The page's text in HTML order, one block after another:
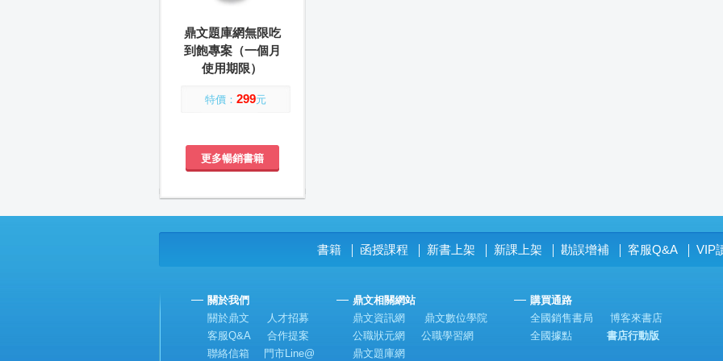
鼎文題庫網無限吃
到飽專案（一個月
使用期限）
特價： 299元
更多暢銷書籍
書籍 函授課程 新書上架 新課上架 勘誤增補 客服Q&A VIP
關於我們
關於鼎文
人才招募
客服Q&A
合作提案
聯絡信箱
門市Line@
鼎文相關網站
鼎文資訊網
鼎文數位學院
公職狀元網
公職學習網
鼎文題庫網
購買通路
全國銷售書局
博客來書店
全國據點
書店行動版